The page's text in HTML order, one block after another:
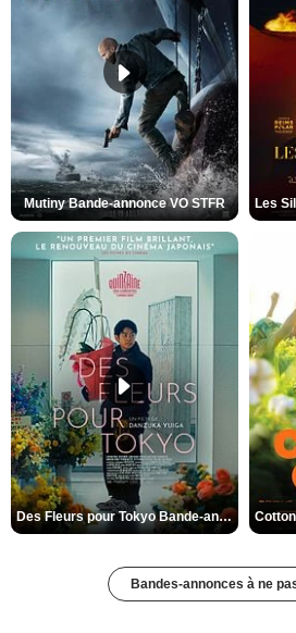
Mutiny Bande-annonce VO STFR
Des Fleurs pour Tokyo Bande-annonce VO STFR
Bandes-annonces à ne